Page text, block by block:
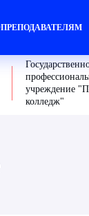
ПРЕПОДАВАТЕЛЯМ
учреждение
колледж"